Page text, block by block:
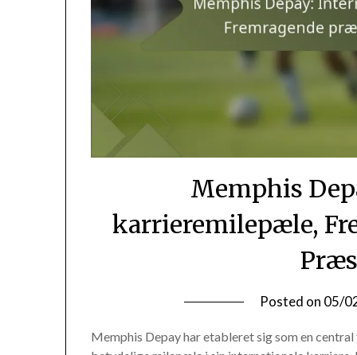
Memphis
karrieremilepæle,
Posted on 05/
Memphis Depay har etableret sig som en